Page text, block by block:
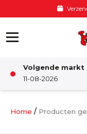
Volgende markt
11-08-2026
Home / Producten